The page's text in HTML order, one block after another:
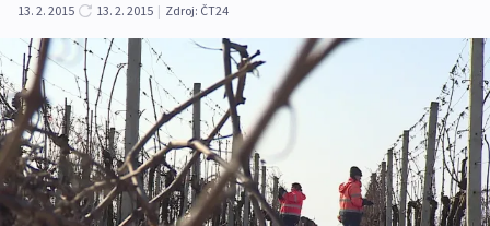
13. 2. 2015
13. 2. 2015 | Zdroj: ČT24